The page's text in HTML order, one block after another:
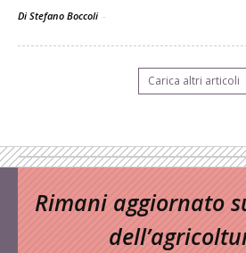
Di Stefano Boccoli -
Carica altri articoli
Rimani aggiornato